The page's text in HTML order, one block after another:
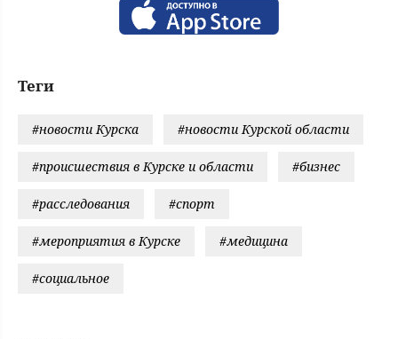
Теги
#новости Курска #новости Курской области
#происшествия в Курске и области #бизнес
#расследования #спорт
#мероприятия в Курске #медицина
#социальное